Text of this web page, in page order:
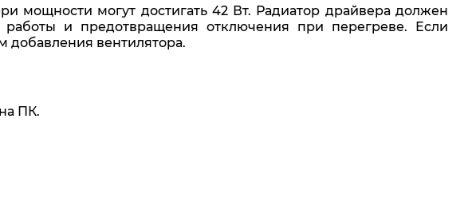
мощности могут достигать 42 Вт. Радиатор драйвера должен
и предотвращения отключения при перегреве. Если
добавления вентилятора.
ПК.